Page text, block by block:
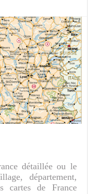
détaillée ou le
département,
cartes de France